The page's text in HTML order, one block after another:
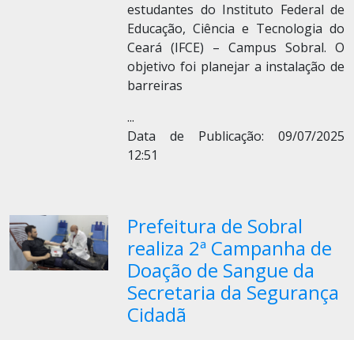
estudantes do Instituto Federal de
Educação, Ciência e Tecnologia do
Ceará (IFCE) – Campus Sobral. O
objetivo foi planejar a instalação de
barreiras
...
Data de Publicação: 09/07/2025
12:51
Prefeitura de Sobral
realiza 2ª Campanha de
Doação de Sangue da
Secretaria da Segurança
Cidadã